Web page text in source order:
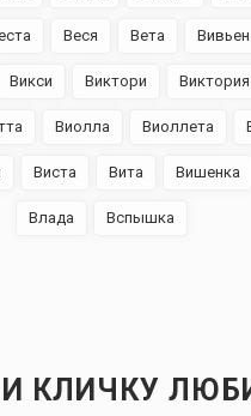
Веся Вета Вивьен
Викси Виктори Виктория
Виолла Виоллета
Виста Вита Вишенка
Влада Вспышка
КЛИЧКУ